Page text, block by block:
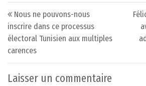
Post navigation
Nous ne pouvons-nous
inscrire dans ce processus
électoral Tunisien aux multiples
carences
Laisser un commentaire